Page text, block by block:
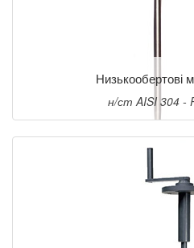
Низькообертові
н/ст AISI 304 -